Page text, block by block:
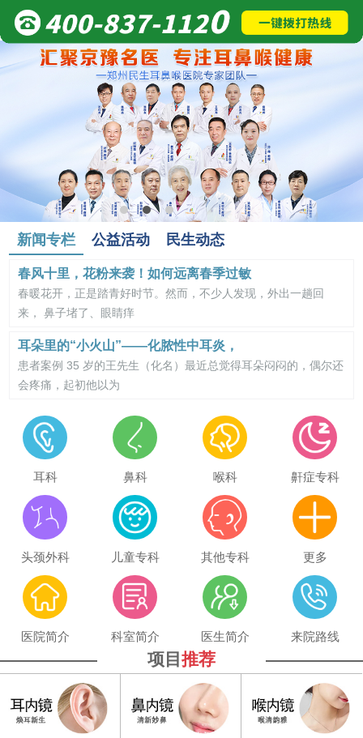
新闻专栏 公益活动 民生动态
春风十里，花粉来袭！如何远离春季过敏
春暖花开，正是踏青好时节。然而，不少人发现，外出一趟回
来， 鼻子堵了、眼睛痒
耳朵里的“小火山”——化脓性中耳炎，
患者案例 35 岁的王先生（化名）最近总觉得耳朵闷闷的，偶尔还
会疼痛，起初他以为
耳科 鼻科 喉科 鼾症专科
头颈外科 儿童专科 其他专科 更多
医院简介 科室简介 医生简介 来院路线
项目 推荐